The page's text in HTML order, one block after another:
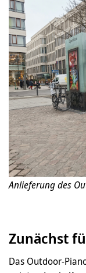
Anlieferung des
Zunächst
Das Outdoor-